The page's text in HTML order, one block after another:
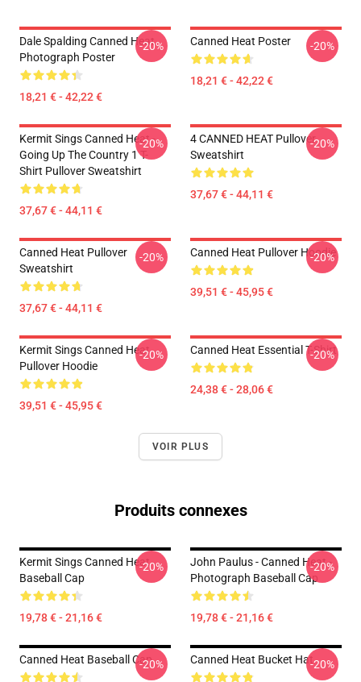
Dale Spalding Canned Heat
Photograph Poster
18,21 € - 42,22 €
-20% Canned Heat Poster
18,21 € - 42,22 €
-20%
Kermit Sings Canned Heat -
Going Up The Country 1 T-
Shirt Pullover Sweatshirt
37,67 € - 44,11 €
-20%
4 CANNED HEAT Pullover
Sweatshirt
37,67 € - 44,11 €
-20%
Canned Heat Pullover
Sweatshirt
37,67 € - 44,11 €
-20% Canned Heat Pullover Hoodie
39,51 € - 45,95 €
-20%
Kermit Sings Canned Heat
Pullover Hoodie
39,51 € - 45,95 €
-20% Canned Heat Essential T-Shirt
24,38 € - 28,06 €
-20%
VOIR PLUS
Produits connexes
Kermit Sings Canned Heat
Baseball Cap
19,78 € - 21,16 €
-20%
John Paulus - Canned Heat -
Photograph Baseball Cap
19,78 € - 21,16 €
-20%
Canned Heat Baseball Cap-20% Canned Heat Bucket Hat-20%